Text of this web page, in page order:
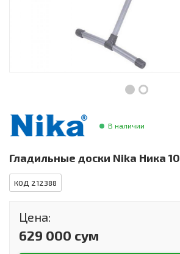
Товары для дома
Сантехника В наличии
Гладильные доски Nika Ника 10
КОД 212388
Цена:
629 000 сум